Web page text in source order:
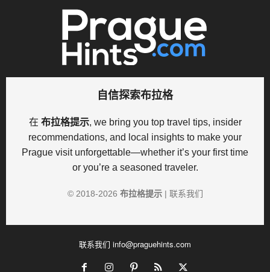
自信探索布拉格
在 布拉格提示, we bring you top travel tips, insider
recommendations, and local insights to make your
Prague visit unforgettable—whether it’s your first time
or you’re a seasoned traveler.
© 2018-2026 布拉格提示| 联系我们
联系我们 info@praguehints.com